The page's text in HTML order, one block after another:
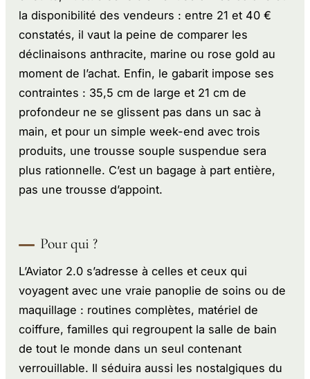
la disponibilité des vendeurs : entre 21 et 40 €
constatés, il vaut la peine de comparer les
déclinaisons anthracite, marine ou rose gold au
moment de l’achat. Enfin, le gabarit impose ses
contraintes : 35,5 cm de large et 21 cm de
profondeur ne se glissent pas dans un sac à
main, et pour un simple week-end avec trois
produits, une trousse souple suspendue sera
plus rationnelle. C’est un bagage à part entière,
pas une trousse d’appoint.
Pour qui ?
L’Aviator 2.0 s’adresse à celles et ceux qui
voyagent avec une vraie panoplie de soins ou de
maquillage : routines complètes, matériel de
coiffure, familles qui regroupent la salle de bain
de tout le monde dans un seul contenant
verrouillable. Il séduira aussi les nostalgiques du